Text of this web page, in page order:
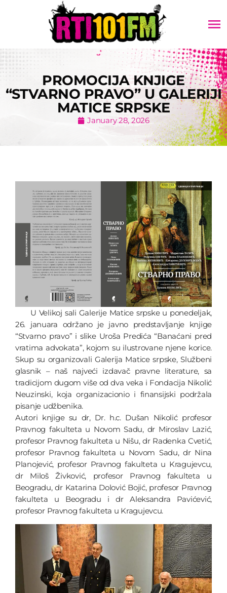
menu
PROMOCIJA KNJIGE
“STVARNO PRAVO” U GALERIJI
MATICE SRPSKE
January 28, 2026
U Velikoj sali Galerije Matice srpske u ponedeljak,
26. januara održano je javno predstavljanje knjige
“Stvarno pravo” i slike Uroša Predića “Banaćani pred
vratima advokata”, kojom su ilustrovane njene korice.
Skup su organizovali Galerija Matice srpske, Službeni
glasnik – naš najveći izdavač pravne literature, sa
tradicijom dugom više od dva veka i Fondacija Nikolić
Neuzinski, koja organizacionio i finansijski podržala
pisanje udžbenika.
Autori knjige su dr, Dr. h.c. Dušan Nikolić profesor
Pravnog fakulteta u Novom Sadu, dr Miroslav Lazić,
profesor Pravnog fakulteta u Nišu, dr Radenka Cvetić,
profesor Pravnog fakulteta u Novom Sadu, dr Nina
Planojević, profesor Pravnog fakulteta u Kragujevcu,
dr Miloš Živković, profesor Pravnog fakulteta u
Beogradu, dr Katarina Dolović Bojić, profesor Pravnog
fakulteta u Beogradu i dr Aleksandra Pavićević,
profesor Pravnog fakulteta u Kragujevcu.